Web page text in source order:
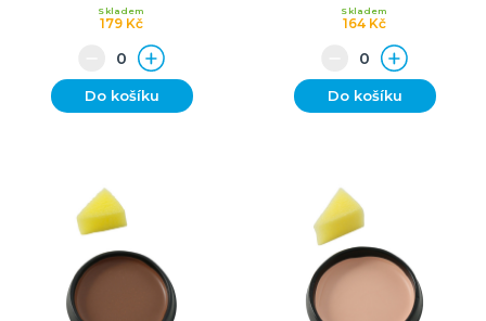
179 Kč
Skladem
Do košíku
164 Kč
Skladem
Do košíku